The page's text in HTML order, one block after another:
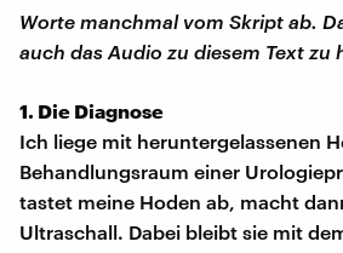
Worte manchmal vom Skript ab.
auch das Audio zu diesem Text zu
1. Die Diagnose
Ich liege mit heruntergelassenen
Behandlungsraum einer
tastet meine Hoden ab, macht
Ultraschall. Dabei bleibt sie mit